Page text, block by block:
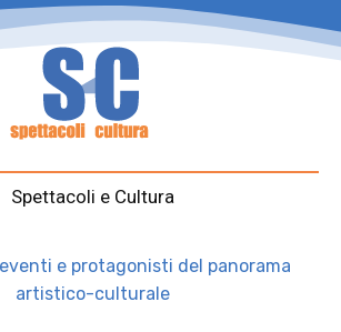
Spettacoli e Cultura
e protagonisti del panorama
artistico-culturale